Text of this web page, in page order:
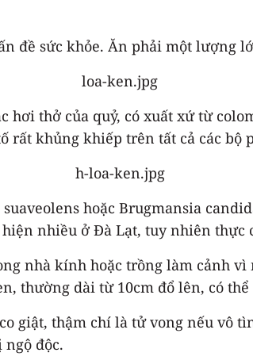
đề sức khỏe. Ăn phải một lượng
thở của quỷ, có xuất xứ từ
rất khủng khiếp trên tất cả các bộ
hoặc Brugmansia
nhiều ở Đà Lạt, tuy nhiên thực
nhà kính hoặc trồng làm cảnh vì
thường dài từ 10cm đổ lên, có
giật, thậm chí là tử vong nếu vô
độc.